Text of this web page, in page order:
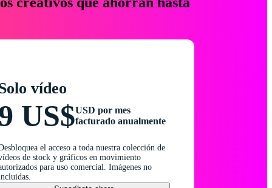
vídeo
US$USD por mes
facturado anualmente
el acceso a toda nuestra colección de
de stock y gráficos en movimiento
para uso comercial. Imágenes no